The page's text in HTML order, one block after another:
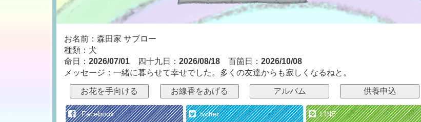
お名前：森田家 サブロー
種類：犬
命日： 2026/07/01 四十九日： 2026/08/18 百箇日： 2026/10/08
メッセージ：一緒に暮らせて幸せでした。多くの友達からも寂しくなるねと。
お花を手向ける お線香をあげる アルバム 供養申込
Facebook twitter LINE